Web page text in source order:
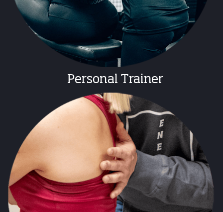
Personal Trainer